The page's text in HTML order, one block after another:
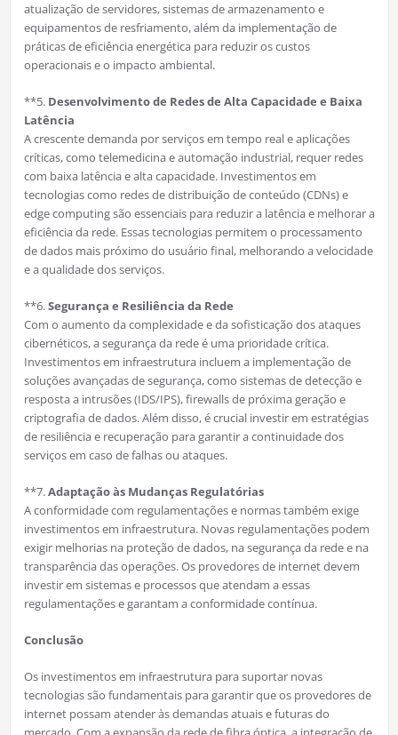
atualização de servidores, sistemas de armazenamento e
equipamentos de resfriamento, além da implementação de
práticas de eficiência energética para reduzir os custos
operacionais e o impacto ambiental.
**5. Desenvolvimento de Redes de Alta Capacidade e Baixa
Latência
A crescente demanda por serviços em tempo real e aplicações
críticas, como telemedicina e automação industrial, requer redes
com baixa latência e alta capacidade. Investimentos em
tecnologias como redes de distribuição de conteúdo (CDNs) e
edge computing são essenciais para reduzir a latência e melhorar a
eficiência da rede. Essas tecnologias permitem o processamento
de dados mais próximo do usuário final, melhorando a velocidade
e a qualidade dos serviços.
**6.Segurança e Resiliência da Rede
Com o aumento da complexidade e da sofisticação dos ataques
cibernéticos, a segurança da rede é uma prioridade crítica.
Investimentos em infraestrutura incluem a implementação de
soluções avançadas de segurança, como sistemas de detecção e
resposta a intrusões (IDS/IPS), firewalls de próxima geração e
criptografia de dados. Além disso, é crucial investir em estratégias
de resiliência e recuperação para garantir a continuidade dos
serviços em caso de falhas ou ataques.
**7.Adaptação às Mudanças Regulatórias
A conformidade com regulamentações e normas também exige
investimentos em infraestrutura. Novas regulamentações podem
exigir melhorias na proteção de dados, na segurança da rede e na
transparência das operações. Os provedores de internet devem
investir em sistemas e processos que atendam a essas
regulamentações e garantam a conformidade contínua.
Conclusão
Os investimentos em infraestrutura para suportar novas
tecnologias são fundamentais para garantir que os provedores de
internet possam atender às demandas atuais e futuras do